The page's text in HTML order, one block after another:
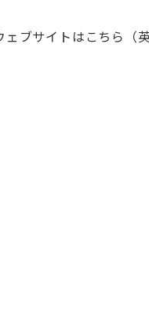
サイトはこちら（英